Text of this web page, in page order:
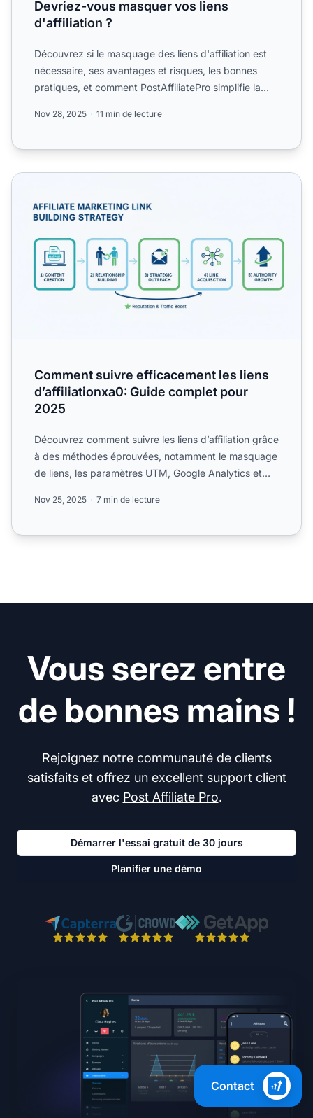
Devriez-vous masquer vos liens
d'affiliation ?
Découvrez si le masquage des liens d'affiliation est
nécessaire, ses avantages et risques, les bonnes
pratiques, et comment PostAffiliatePro simplifie la
Nov 28, 2025 11 min de lecture
Comment suivre efficacement les liens d’affiliationxa0:
Comment suivre efficacement les liens
d’affiliationxa0: Guide complet pour
2025
Découvrez comment suivre les liens d’affiliation grâce
à des méthodes éprouvées, notamment le masquage
de liens, les paramètres UTM, Google Analytics et
Nov 25, 2025 7 min de lecture
Vous serez entre
de bonnes mains !
Rejoignez notre communauté de clients
satisfaits et offrez un excellent support client
avec Post Affiliate Pro.
Démarrer l'essai gratuit de 30 jours
Planifier une démo
Contact